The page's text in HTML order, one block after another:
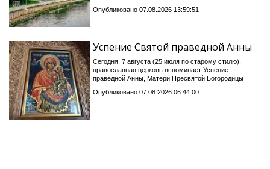
Опубликовано 07.08.2026 13:59:51
Успение Святой праведной Анны
Сегодня, 7 августа (25 июля по старому стилю),
православная церковь вспоминает Успение
праведной Анны, Матери Пресвятой Богородицы
Опубликовано 07.08.2026 06:44:00